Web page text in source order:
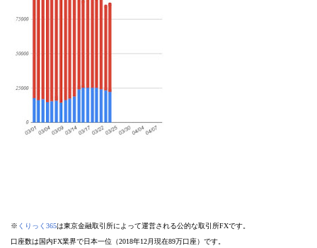
※ くりっく365は東京金融取引所によって運営される公的な取引所FXです。
口座数は国内FX業界で日本一位（2018年12月現在89万口座）です。